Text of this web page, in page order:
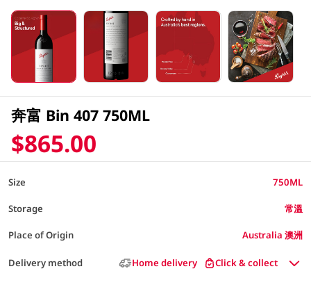
奔富 Bin 407 750ML
$865.00
Size 750ML
Storage 常溫
Place of Origin Australia 澳洲
Delivery method Home delivery Click & collect